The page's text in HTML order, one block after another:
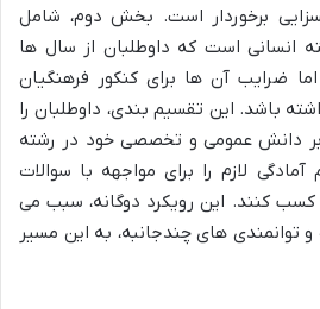
برخوردار است. بخش دوم، شامل
است که داوطلبان از سال ها
ضرایب آن ها برای کنکور فرهنگیان
باشد. این تقسیم بندی، داوطلبان را
دانش عمومی و تخصصی خود در رشته
لازم را برای مواجهه با سوالات
کسب کنند. این رویکرد دوگانه، سبب می
و توانمندی های چندجانبه، به این مسیر